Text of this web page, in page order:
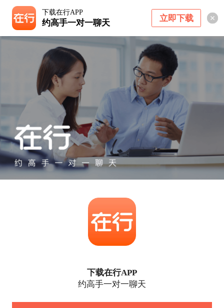
下载在行APP
约高手一对一聊天 立即下载
下载在行APP
约高手一对一聊天